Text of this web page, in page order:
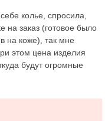
колье, спросила,
на заказ (готовое было
на коже), так мне
этом цена изделия
будут огромные